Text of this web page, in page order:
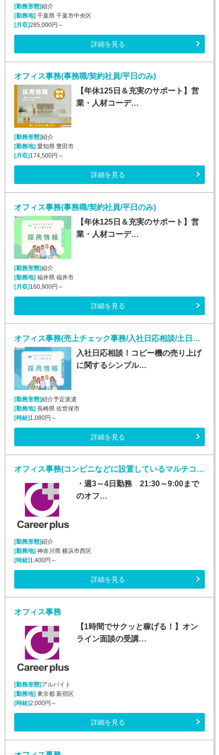
[勤務形態]紹介
[勤務地]千葉県 千葉市中央区
[月収]285,000円～
詳細を見る
オフィス事務(事務職/契約社員/平日のみ)
【年休125日＆充実のサポート】営
業・人材コーデ…
[勤務形態]紹介
[勤務地] 愛知県 豊田市
[月収] 174,500円～
詳細を見る
オフィス事務(事務職/契約社員/平日のみ)
【年休125日＆充実のサポート】営
業・人材コーデ…
[勤務形態]紹介
[勤務地] 福井県 福井市
[月収] 160,900円～
詳細を見る
オフィス事務(売上チェック事務/入社日応相談/土日祝休み)
入社日応相談！コピー機の売り上げ
に関するシンプル…
[勤務形態]紹介予定派遣
[勤務地]長崎県 佐世保市
[時給]1,080円～
詳細を見る
オフィス事務(コンビニなどに設置しているマルチコピー機に関するバック事務)
・週3～4日勤務 21:30～9:00まで
のオフ…
[勤務形態]紹介
[勤務地] 神奈川県 横浜市西区
[時給] 1,400円～
詳細を見る
オフィス事務
【1時間でサクッと稼げる！】オン
ライン面談の受講…
[勤務形態] アルバイト
[勤務地] 東京都 新宿区
[時給]2,000円～
詳細を見る